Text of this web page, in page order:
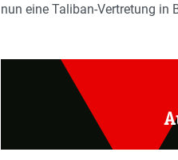
nun eine Taliban-Vertretung in